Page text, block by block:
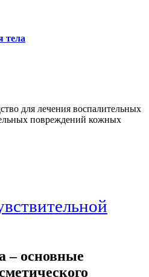
тела
для лечения воспалительных
повреждений кожных
– основные